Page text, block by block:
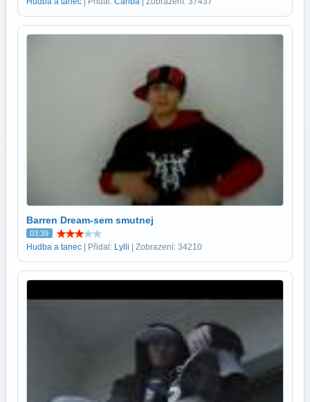
Barren Dream-sem smutnej
03:39
Hudba a tanec | Přidal: Lylli | Zobrazení: 34210